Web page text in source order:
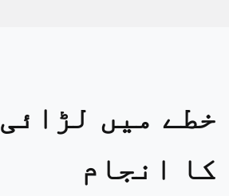
خطے میں لڑائی
کا انجام